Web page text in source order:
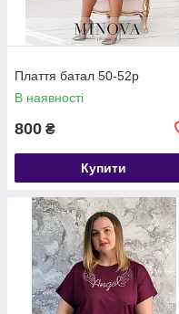
Плаття батал 50-52р
В наявності
800 ₴
Купити